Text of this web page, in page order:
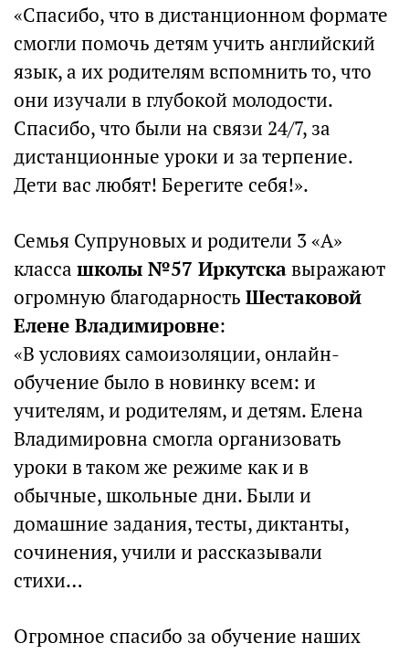
«Спасибо, что в дистанционном формате
смогли помочь детям учить английский
язык, а их родителям вспомнить то, что
они изучали в глубокой молодости.
Спасибо, что были на связи 24/7, за
дистанционные уроки и за терпение.
Дети вас любят! Берегите себя!».
Семья Супруновых и родители 3 «А»
класса школы №57 Иркутскавыражают
огромную благодарность Шестаковой
Елене Владимировне:
«В условиях самоизоляции, онлайн-
обучение было в новинку всем: и
учителям, и родителям, и детям. Елена
Владимировна смогла организовать
уроки в таком же режиме как и в
обычные, школьные дни. Были и
домашние задания, тесты, диктанты,
сочинения, учили и рассказывали
стихи…
Огромное спасибо за обучение наших